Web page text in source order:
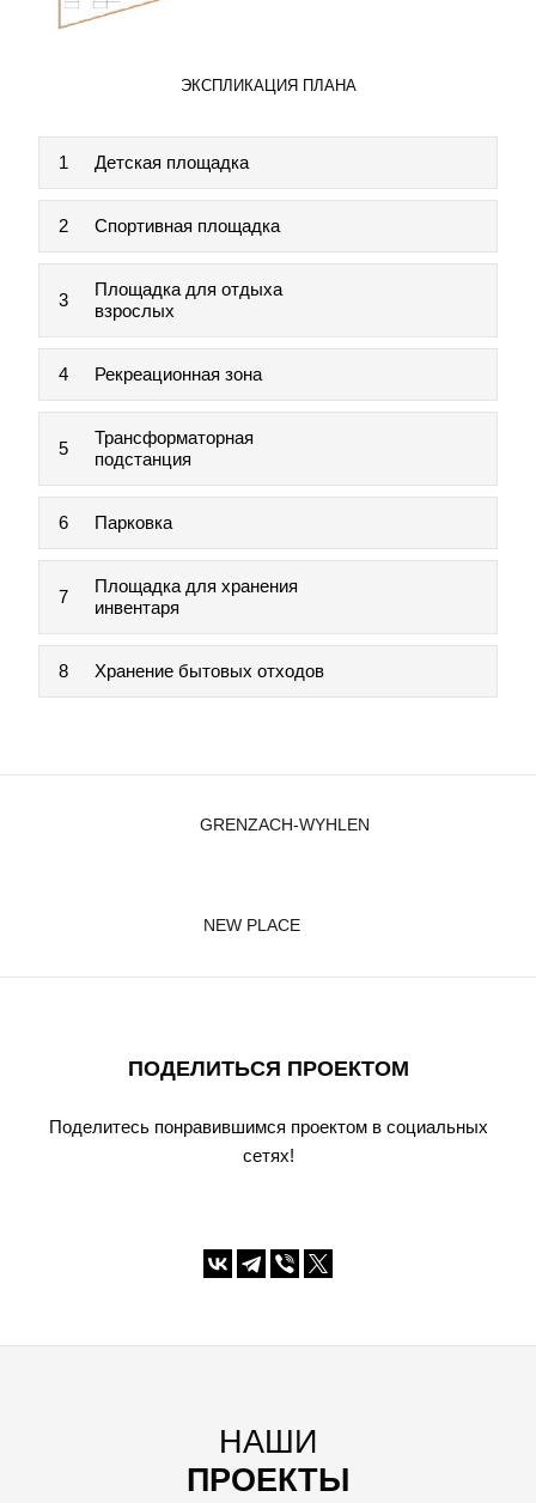
ЭКСПЛИКАЦИЯ ПЛАНА
1 Детская площадка
2 Спортивная площадка
3
Площадка для отдыха
взрослых
4 Рекреационная зона
5
Трансформаторная
подстанция
6 Парковка
7
Площадка для хранения
инвентаря
8 Хранение бытовых отходов
GRENZACH-WYHLEN
NEW PLACE
ПОДЕЛИТЬСЯ ПРОЕКТОМ
Поделитесь понравившимся проектом в социальных
сетях!
НАШИ
ПРОЕКТЫ